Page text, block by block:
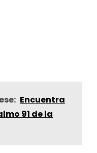
Encuentra
91 de la